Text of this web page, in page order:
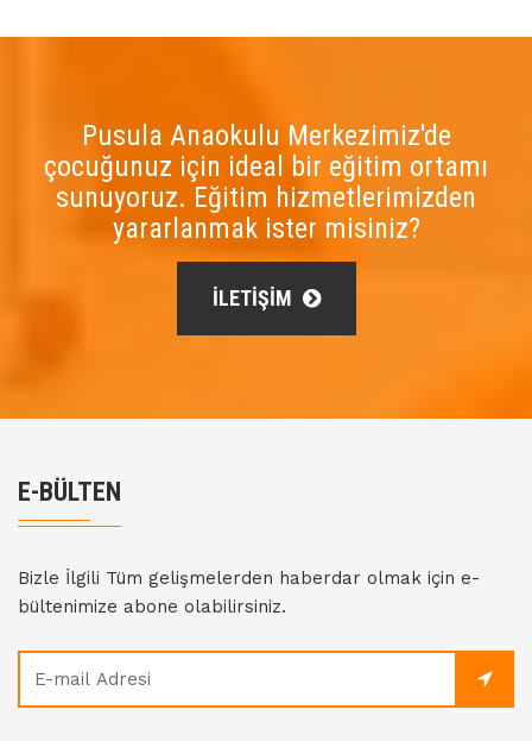
Pusula Anaokulu Merkezimiz'de
çocuğunuz için ideal bir eğitim ortamı
sunuyoruz. Eğitim hizmetlerimizden
yararlanmak ister misiniz?
İLETİŞİM
E-BÜLTEN
Bizle İlgili Tüm gelişmelerden haberdar olmak için e-
bültenimize abone olabilirsiniz.